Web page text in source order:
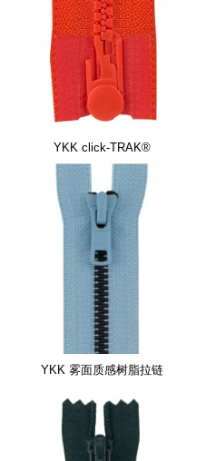
YKK click-TRAK®
YKK 雾面质感树脂拉链